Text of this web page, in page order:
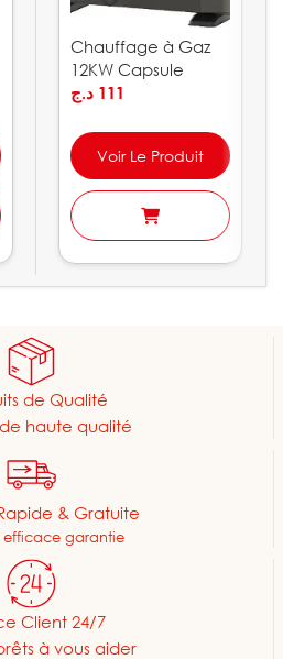
Chauffage à Gaz
12KW Capsule
Condor
111 د.ج
Voir Le Produit
de Qualité
haute qualité
& Gratuite
efficace garantie
Client 24/7
à vous aider